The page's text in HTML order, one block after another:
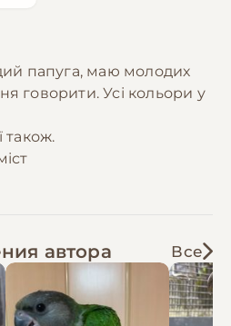
папуга, маю молодих
говорити. Усі кольори у
також.
автора Все